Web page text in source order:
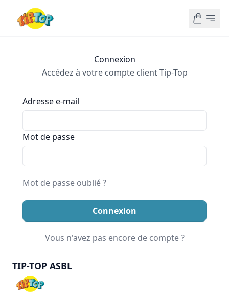
Connexion
Accédez à votre compte client Tip-Top
Adresse e-mail
Mot de passe
Mot de passe oublié ?
Connexion
Vous n'avez pas encore de compte ?
TIP-TOP ASBL